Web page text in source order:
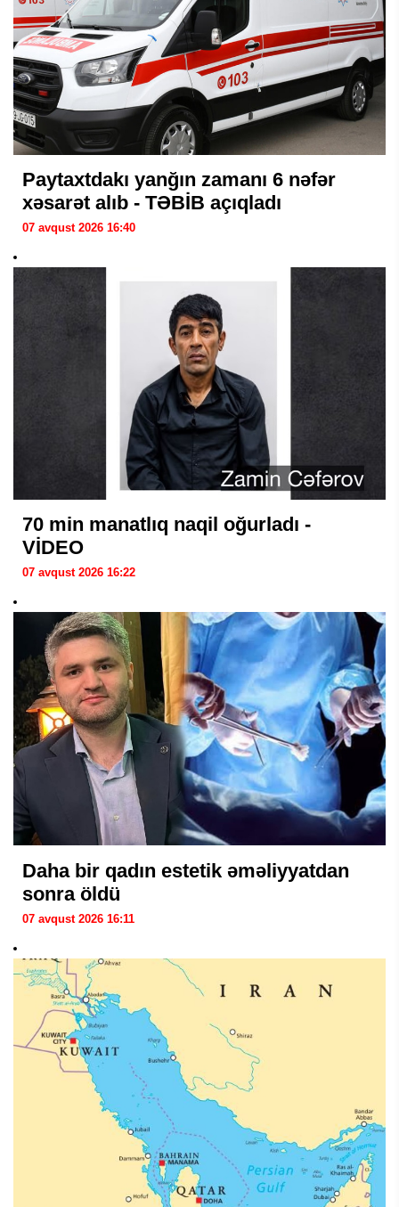
Paytaxtdakı yanğın zamanı 6 nəfər
xəsarət alıb - TƏBİB açıqladı
07 avqust 2026 16:40
70 min manatlıq naqil oğurladı -
VİDEO
07 avqust 2026 16:22
Daha bir qadın estetik əməliyyatdan
sonra öldü
07 avqust 2026 16:11